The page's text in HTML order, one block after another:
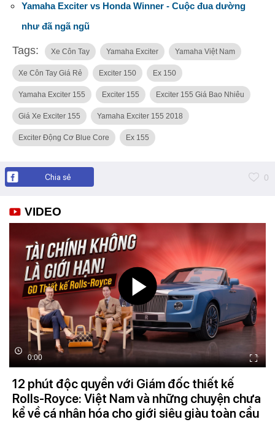
Yamaha Exciter vs Honda Winner - Cuộc đua dường
như đã ngã ngũ
Tags: Xe Côn Tay Yamaha Exciter Yamaha Việt Nam
Xe Côn Tay Giá Rẻ Exciter 150 Ex 150
Yamaha Exciter 155 Exciter 155 Exciter 155 Giá Bao Nhiêu
Giá Xe Exciter 155 Yamaha Exciter 155 2018
Exciter Động Cơ Blue Core Ex 155
Chia sẻ 0
VIDEO
0:00
12 phút độc quyền với Giám đốc thiết kế
Rolls-Royce: Việt Nam và những chuyện chưa
kể về cá nhân hóa cho giới siêu giàu toàn cầu